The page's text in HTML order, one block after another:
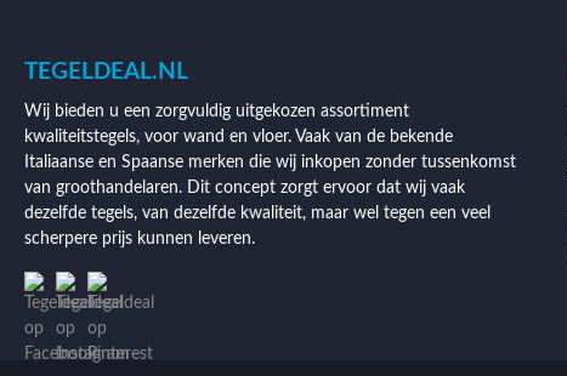
TEGELDEAL.NL
Wij bieden u een zorgvuldig uitgekozen assortiment
kwaliteitstegels, voor wand en vloer. Vaak van de bekende
Italiaanse en Spaanse merken die wij inkopen zonder tussenkomst
van groothandelaren. Dit concept zorgt ervoor dat wij vaak
dezelfde tegels, van dezelfde kwaliteit, maar wel tegen een veel
scherpere prijs kunnen leveren.